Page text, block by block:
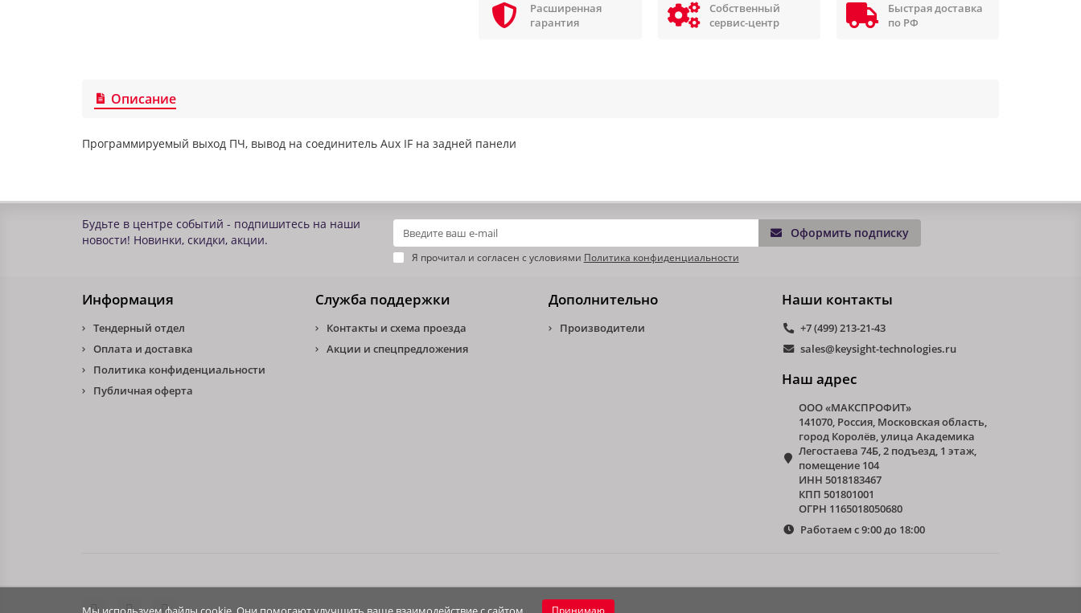
Расширенная
гарантия
Собственный
сервис-центр
Быстрая доставка
по РФ
Описание
Программируемый выход ПЧ, вывод на соединитель Aux IF на задней панели
Принимаю
Будьте в центре событий - подпишитесь на наши
новости! Новинки, скидки, акции.
Оформить подписку
Я прочитал и согласен с условиями Политика конфиденциальности
Информация
Тендерный отдел
Оплата и доставка
Политика конфиденциальности
Публичная оферта
Служба поддержки
Контакты и схема проезда
Акции и спецпредложения
Дополнительно
Производители
Наши контакты
+7 (499) 213-21-43
sales@keysight-technologies.ru
Наш адрес
ООО «МАКСПРОФИТ»
141070, Россия, Московская область,
город Королёв, улица Академика
Легостаева 74Б, 2 подъезд, 1 этаж,
помещение 104
ИНН 5018183467
КПП 501801001
ОГРН 1165018050680
Работаем с 9:00 до 18:00